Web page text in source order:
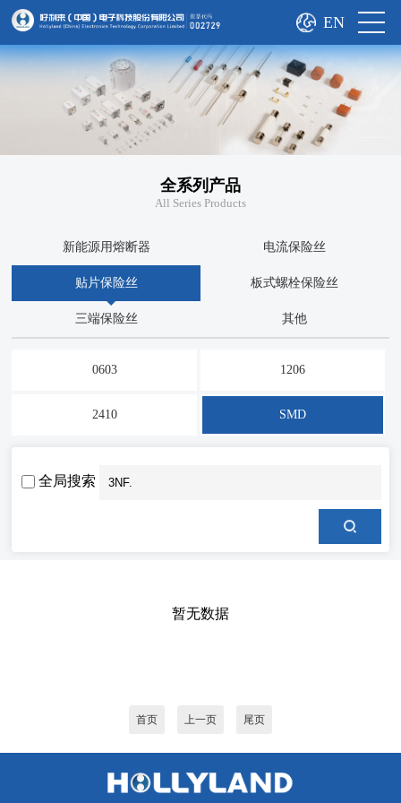
EN
全系列产品
All Series Products
新能源用熔断器 电流保险丝
贴片保险丝 板式螺栓保险丝
三端保险丝 其他
0603 1206
2410 SMD
全局搜索
暂无数据
首页 上一页 尾页